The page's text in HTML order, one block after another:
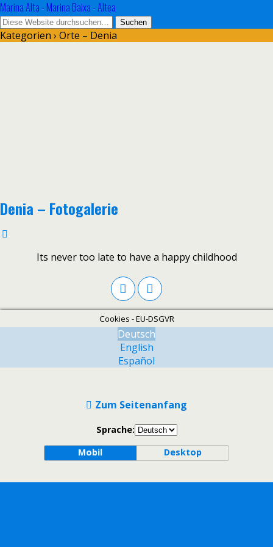
Marina Alta - Marina Baixa - Altea
Kategorien › Orte – Denia
Denia – Fotogalerie
Its never too late to have a happy childhood
Cookies - EU-DSGVR
Deutsch
English
Español
Zum Seitenanfang
Sprache:
Mobil
Desktop